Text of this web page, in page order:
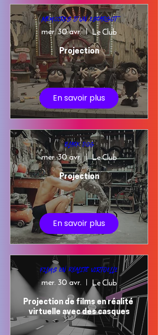
Mémoires d'un escargot
mer. 30 avr. Le Club
Projection
En savoir plus
Black Dog
mer. 30 avr. Le Club
Projection
En savoir plus
Films en Réalité Virtuelle
mer. 30 avr. Le Club
Projection de films en réalité
virtuelle avec des casques